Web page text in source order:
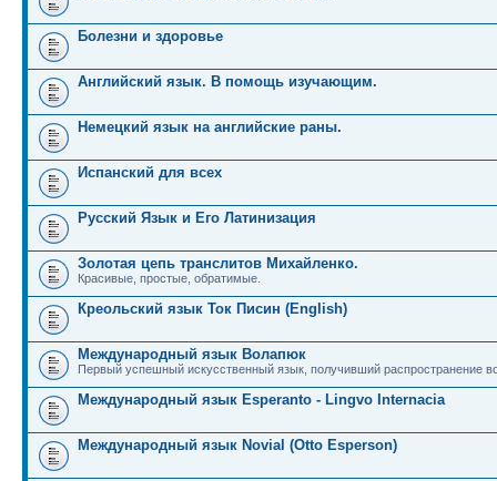
Болезни и здоровье
Английский язык. В помощь изучающим.
Немецкий язык на английские раны.
Испанский для всех
Русский Язык и Его Латинизация
Золотая цепь транслитов Михайленко.
Красивые, простые, обратимые.
Креольский язык Ток Писин (English)
Международный язык Волапюк
Первый успешный искусственный язык, получивший распространение
Международный язык Esperanto - Lingvo Internacia
Международный язык Novial (Otto Esperson)